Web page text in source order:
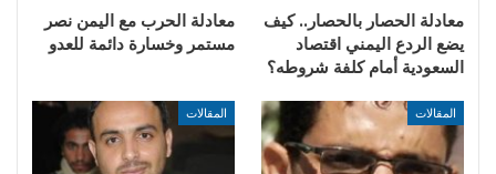
معادلة الحصار بالحصار.. كيف
يضع الردع اليمني اقتصاد
السعودية أمام كلفة شروطه؟
​معادلة الحرب مع اليمن نصر
مستمر وخسارة دائمة للعدو
المقالات المقالات